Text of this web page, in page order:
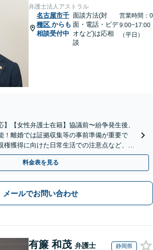
弁護士法人アストラル
名古屋市千
種区 からも
相談受付中
面談方法(対
面・電話・ビデ
オなど)は応相
談
営業時間：0
9:00~17:00
（平日）
】【女性弁護士在籍】協議前〜紛争発生後、
！離婚では証拠収集等の事前準備が重要で
権獲得に向けた日常生活での注意点など、フ
スを提供します【子連れの相談OK】
料金表を見る
メールでお問い合わせ
有簾 和茂 弁護士 静岡県